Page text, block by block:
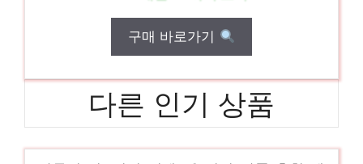
구매 바로가기
다른 인기 상품
f873ss32